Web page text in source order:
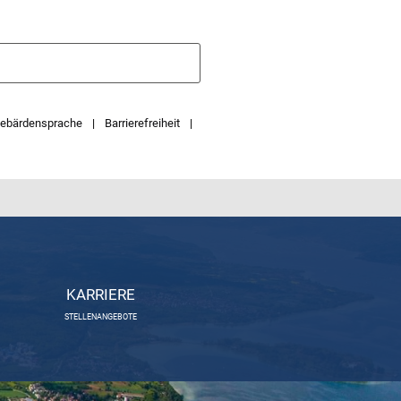
Barrierefreiheit
KARRIERE
STELLENANGEBOTE